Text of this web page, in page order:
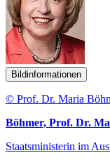
Bildinformationen
© Prof. Dr. Maria
Böhmer, Prof. Dr.
Staatsministerin im